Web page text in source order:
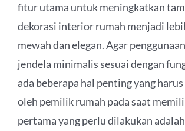
fitur utama untuk meningkatkan
dekorasi interior rumah menjadi
mewah dan elegan. Agar
jendela minimalis sesuai dengan
ada beberapa hal penting yang
oleh pemilik rumah pada saat
pertama yang perlu dilakukan